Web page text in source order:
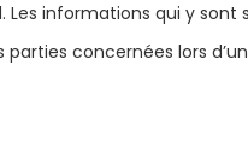
Les informations qui y
concernées lors